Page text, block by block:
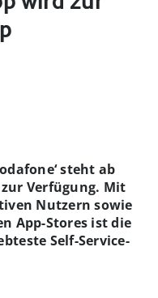
steht ab
Verfügung. Mit
Nutzern sowie
App-Stores ist die
Self-Service-